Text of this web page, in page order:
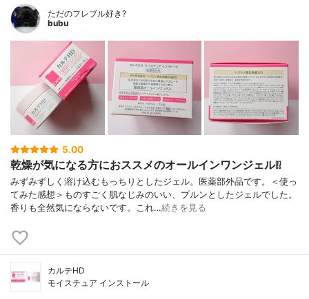
ただのフレブル好き?
bubu
5.00
乾燥が気になる方におススメのオールインワンジェル❕❕
みずみずしく溶け込むもっちりとしたジェル。医薬部外品です。＜使っ
てみた感想＞ものすごく肌なじみのいい、プルンとしたジェルでした。
香りも全然気にならないです。これ…続きを見る
カルテHD
モイスチュア インストール